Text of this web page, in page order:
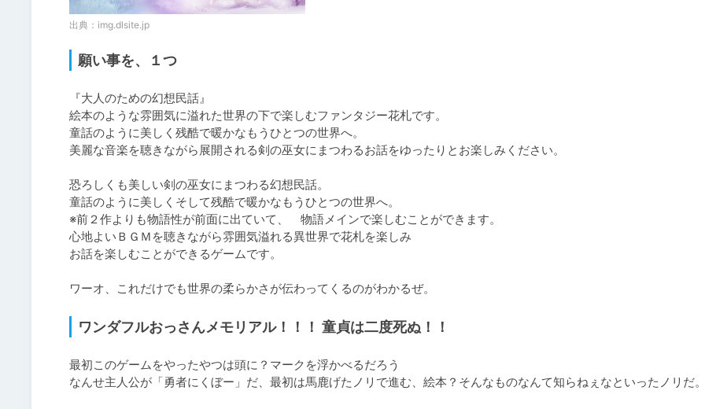
出典： img.dlsite.jp
願い事を、１つ
『大人のための幻想民話』
絵本のような雰囲気に溢れた世界の下で楽しむファンタジー花札です。
童話のように美しく残酷で暖かなもうひとつの世界へ。
美麗な音楽を聴きながら展開される剣の巫女にまつわるお話をゆったりとお楽しみください。
恐ろしくも美しい剣の巫女にまつわる幻想民話。
童話のように美しくそして残酷で暖かなもうひとつの世界へ。
※前２作よりも物語性が前面に出ていて、　物語メインで楽しむことができます。
心地よいＢＧＭを聴きながら雰囲気溢れる異世界で花札を楽しみ
お話を楽しむことができるゲームです。
ワーオ、これだけでも世界の柔らかさが伝わってくるのがわかるぜ。
ワンダフルおっさんメモリアル！！！ 童貞は二度死ぬ！！
最初このゲームをやったやつは頭に？マークを浮かべるだろう
なんせ主人公が「勇者にくぼー」だ、最初は馬鹿げたノリで進む、絵本？そんなものなんて知らねぇなといったノリだ